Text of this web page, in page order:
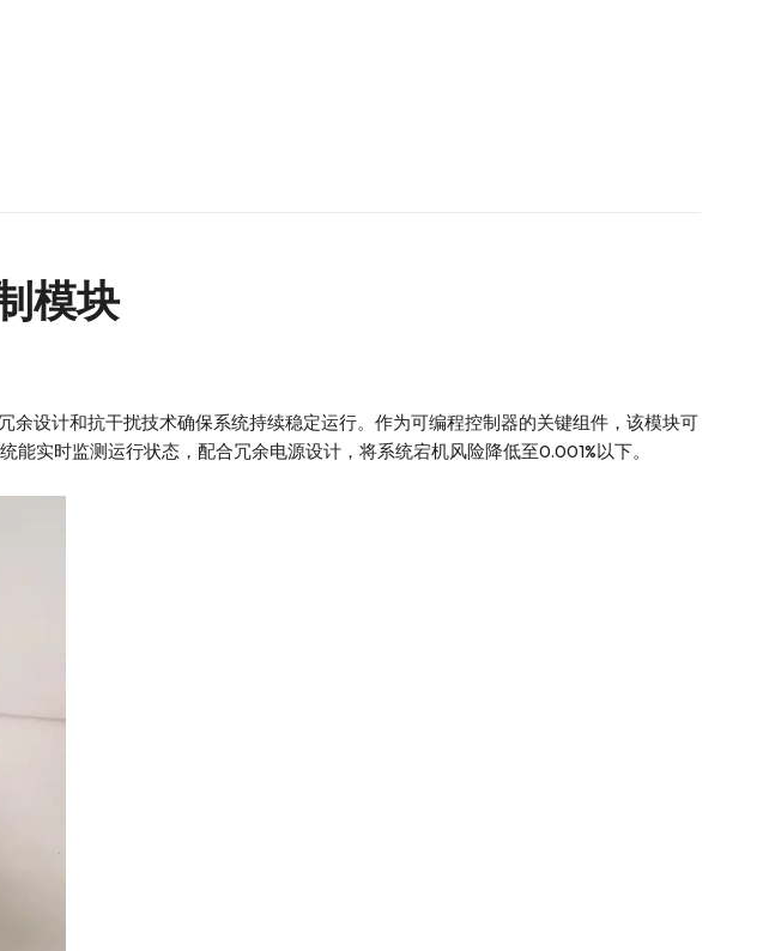
模块
余设计和抗干扰技术确保系统持续稳定运行。作为可编程控制器的关键组件，该模块可
实时监测运行状态，配合冗余电源设计，将系统宕机风险降低至0.001%以下。